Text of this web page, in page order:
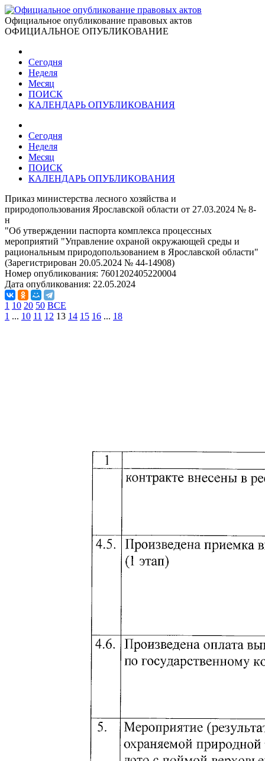
Официальное опубликование правовых актов
ОФИЦИАЛЬНОЕ ОПУБЛИКОВАНИЕ
Сегодня
Неделя
Месяц
ПОИСК
КАЛЕНДАРЬ ОПУБЛИКОВАНИЯ
Сегодня
Неделя
Месяц
ПОИСК
КАЛЕНДАРЬ ОПУБЛИКОВАНИЯ
Приказ министерства лесного хозяйства и
природопользования Ярославской области от 27.03.2024 № 8-
н
"Об утверждении паспорта комплекса процессных
мероприятий "Управление охраной окружающей среды и
рациональным природопользованием в Ярославской области"
(Зарегистрирован 20.05.2024 № 44-14908)
Номер опубликования: 7601202405220004
Дата опубликования: 22.05.2024
1 10 20 50 ВСЕ
1 ... 10 11 12 13 14 15 16 ... 18